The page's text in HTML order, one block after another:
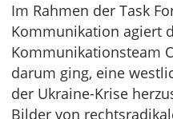
Im Rahmen der Task
Kommunikation agiert
Kommunikationsteam
darum ging, eine
der Ukraine-Krise
Bilder von